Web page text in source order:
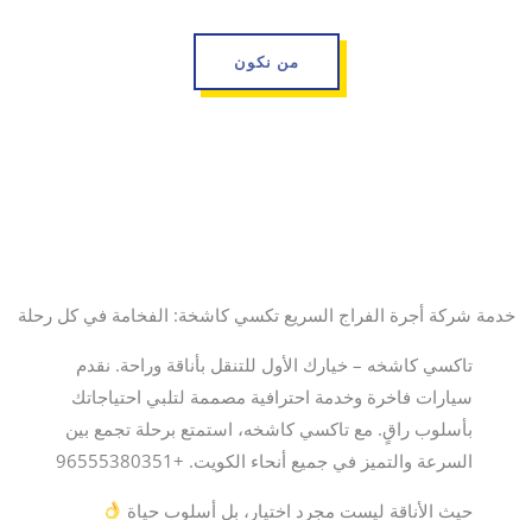
من نكون
خدمة شركة أجرة الفراج السريع تكسي كاشخة: الفخامة في كل رحلة
تاكسي كاشخه – خيارك الأول للتنقل بأناقة وراحة. نقدم
سيارات فاخرة وخدمة احترافية مصممة لتلبي احتياجاتك
بأسلوب راقٍ. مع تاكسي كاشخه، استمتع برحلة تجمع بين
السرعة والتميز في جميع أنحاء الكويت. +96555380351
حيث الأناقة ليست مجرد اختيار، بل أسلوب حياة